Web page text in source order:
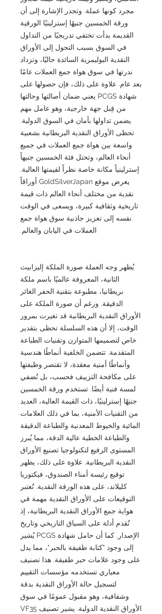
مجرد كونها عملة. وتجدر الإشارة إلى أن
ورقة الخمسين جنيهًا إسترلينيًا الورقية
القديمة بدأت تختفي تدريجيًا من التداول
في السوق بسبب التحول إلى الأوراق
النقدية البوليمرية السائدة حاليًا، وتزداد
ندرتها في سوق هواة جمع العملات عامًا
بعد عام. علاوة على ذلك، فإن حصولها على
شهادة PCGS يعني ضمان أصالتها وحالتها
من قِبل جهة خارجية، وهو عامل مهم
يضمن تداولها بأمان في السوق الدولية.
تحظى الأوراق النقدية البريطانية بشعبية
واسعة بين هواة جمع العملات في جميع
أنحاء العالم، وتحتل فئة الخمسين جنيهاً
إسترلينياً مكانة خاصة نظراً لقيمتها العالية.
يعرض موقع GoldSilverJapan أوراقاً
نقدية من مختلف أنحاء العالم ذات قيمة
تاريخية وثقافية كبيرة، ويسعى في الوقت
نفسه إلى تعزيز جاذبية سوق هواة جمع
العملات في اليابان والعالم.
يُظهر وجه العملة صورة الملكة إليزابيث
الثانية، المعروفة عالميًا باسم ملكة
بريطانيا، مطبوعة بتقنية الحفر الغائر
الدقيقة. ورغم أن صورة الملكة على
الأوراق النقدية البريطانية قد تغيرت بمرور
الوقت، إلا أن هذه السلسلة تحظى بتقدير
خاص لتصميمها المتوازن وتقنيات الطباعة
المتقدمة. تتضمن الخلفية أنماطًا هندسية
وأنماطًا أمنية معقدة، لا تقتصر وظيفتها
على مكافحة التزييف فحسب، بل تُضفي
لمسة فنية أيضًا. تستخدم ورقة الخمسين
جنيهًا إسترلينيًا، ذات القيمة العالية، العديد
من التقنيات الأمنية، بما في ذلك العلامات
المائية والخيوط المعدنية والطباعة الدقيقة
والطباعة الخطية عالية الدقة، مما يُبرز
المستوى الرفيع لتكنولوجيا تصنيع الأوراق
النقدية البريطانية. علاوة على ذلك، يظهر
توقيع رئيسة أمناء الصندوق، فيكتوريا
كليلاند، على هذه الورقة النقدية. تُعتبر
التوقيعات على الأوراق النقدية مهمة في
هواية جمع الأوراق النقدية البريطانية، إذ
تُقدم أدلة على السياق التاريخي وتاريخ
الإصدار. كما أن حامل شهادة PCGS يُشير
إلى وجود "كتابة طفيفة بالحبر"، مما يدل
على وجود علامات حبر طفيفة. هذا تصنيف
معياري تستخدمه مؤسسات التقييم
لتسجيل حالة الأوراق النقدية بدقة
وشفافية، وهو مقبول عمومًا في سوق
الأوراق النقدية الدولية. يشير تصنيف VF35